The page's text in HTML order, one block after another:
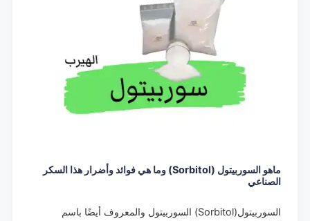
ماهو السوربيتول (Sorbitol) وما هي فوائد وأضرار هذا السكر
الصناعي
السوربيتول(Sorbitol) السوربيتول والمعروف أيضًا باسم